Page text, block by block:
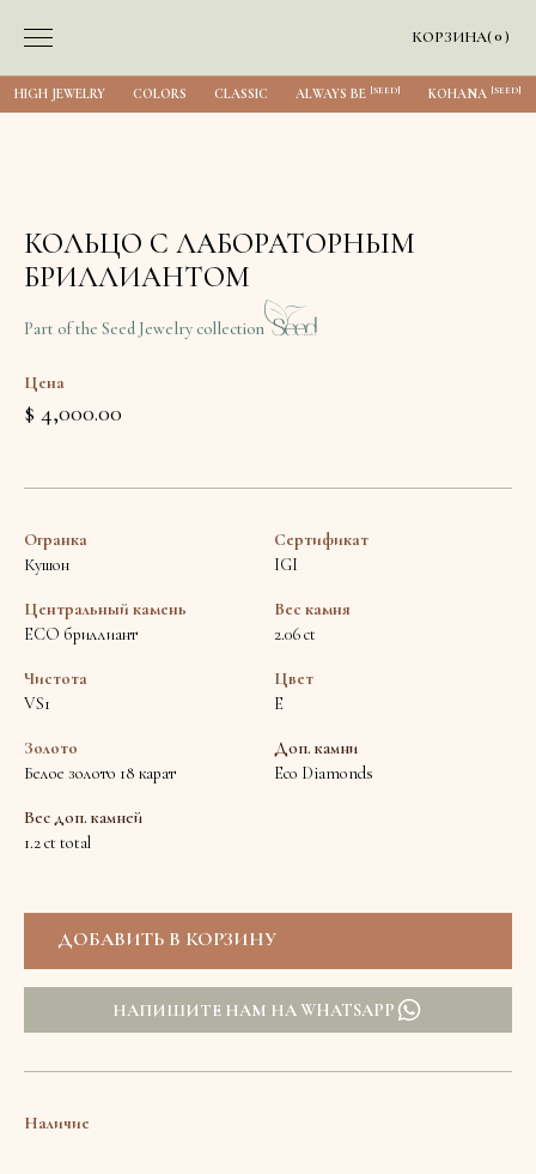
КОРЗИНА(0)
HIGH JEWELRY COLORS CLASSIC ALWAYS BE [SEED] KOHANA [SEED]
КОЛЬЦО С ЛАБОРАТОРНЫМ
БРИЛЛИАНТОМ
Part of the Seed Jewelry collection
Цена
$ 4,000.00
Огранка
Кушон
Сертификат
IGI
Центральный камень
ECO бриллиант
Вес камня
2.06 ct
Чистота
VS1
Цвет
E
Золото
Белое золото 18 карат
Доп. камни
Eco Diamonds
Вес доп. камней
1.2 ct total
НАПИШИТЕ НАМ НА WHATSAPP
Наличие